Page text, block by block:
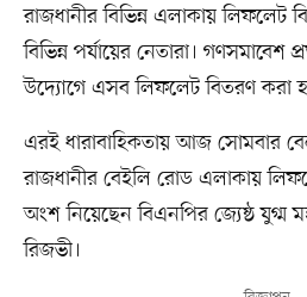
রাজধানীর বিভিন্ন এলাকায় লিফলেট
বিভিন্ন পর্যায়ের নেতারা। গণসমাবেশ
উদ্যোগে এসব লিফলেট বিতরণ করা
এরই ধারাবাহিকতায় আজ সোমবার
রাজধানীর বেইলি রোড এলাকায়
অংশ নিয়েছেন বিএনপির জ্যেষ্ঠ যুগ্ম
রিজভী।